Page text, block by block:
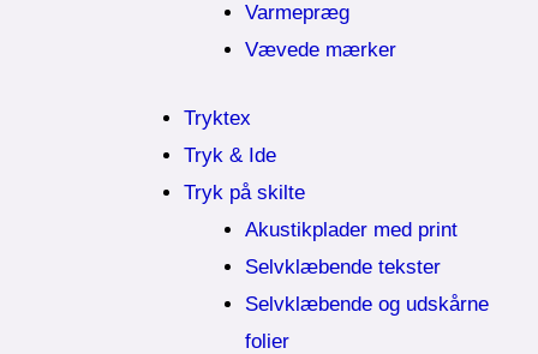
Varmepræg
Vævede mærker
Tryktex
Tryk & Ide
Tryk på skilte
Akustikplader med print
Selvklæbende tekster
Selvklæbende og udskårne
folier